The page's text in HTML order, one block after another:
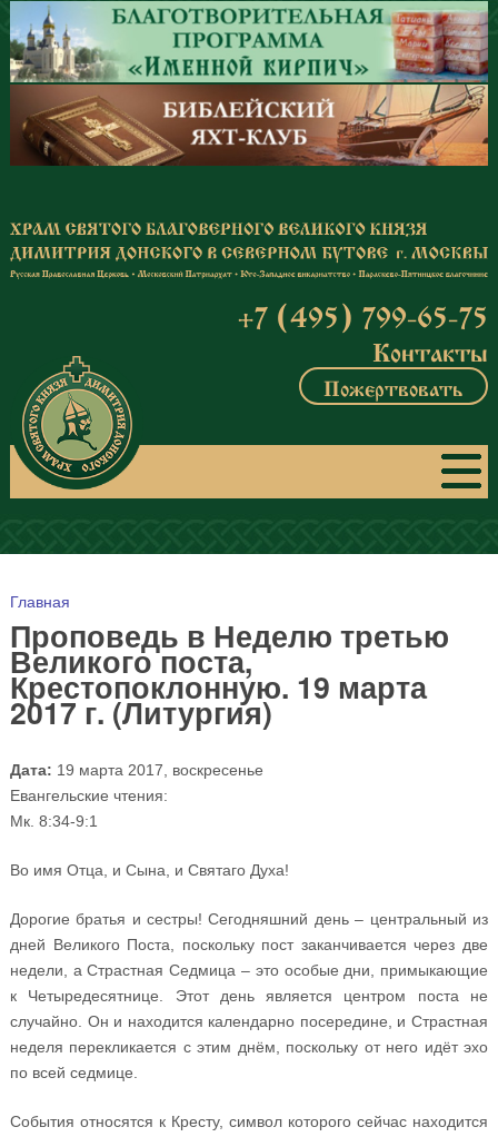
Перейти к основному содержанию
+7 (495) 799-65-75
Контакты
Пожертвовать
Вы здесь
Главная
Проповедь в Неделю третью
Великого поста,
Крестопоклонную. 19 марта
2017 г. (Литургия)
Дата: 19 марта 2017, воскресенье
Евангельские чтения:
Мк. 8:34-9:1
Во имя Отца, и Сына, и Святаго Духа!
Дорогие братья и сестры! Сегодняшний день – центральный из
дней Великого Поста, поскольку пост заканчивается через две
недели, а Страстная Седмица – это особые дни, примыкающие
к Четыредесятнице. Этот день является центром поста не
случайно. Он и находится календарно посередине, и Страстная
неделя перекликается с этим днём, поскольку от него идёт эхо
по всей седмице.
События относятся к Кресту, символ которого сейчас находится